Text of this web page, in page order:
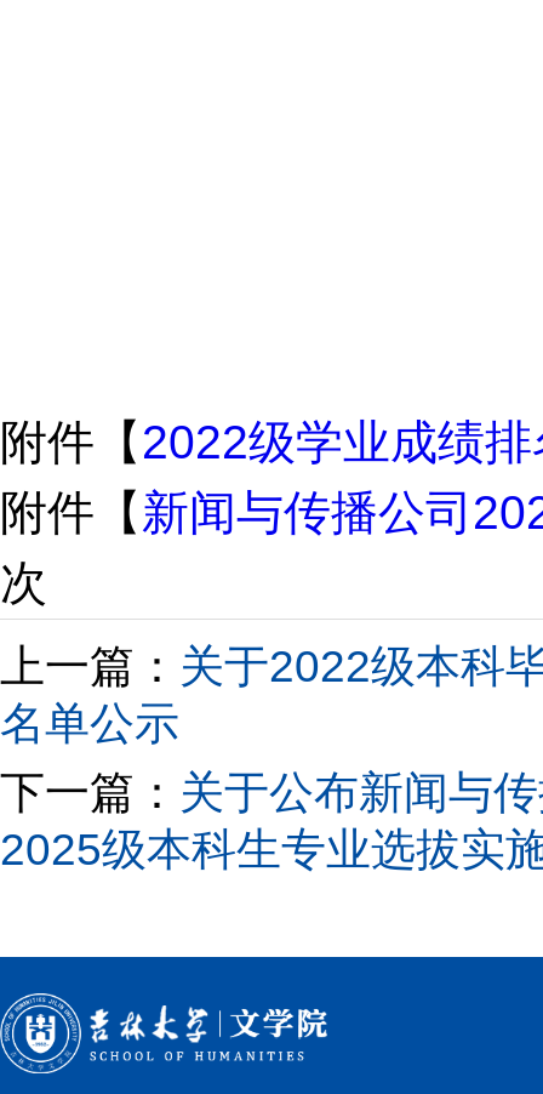
附件【2022级学业成绩
附件【新闻与传播公司
次
上一篇： 关于2022级本科
名单公示
下一篇： 关于公布新闻与
2025级本科生专业选拔实